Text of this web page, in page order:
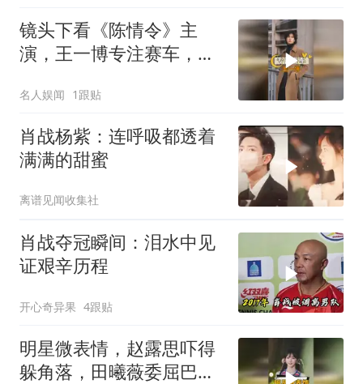
镜头下看《陈情令》主
演，王一博专注赛车，肖
名人娱闻 1跟贴
肖战杨紫：连呼吸都透着
满满的甜蜜
离谱见闻收集社
肖战夺冠瞬间：泪水中见
证艰辛历程
开心奇异果 4跟贴
明星微表情，赵露思吓得
躲角落，田曦薇委屈巴